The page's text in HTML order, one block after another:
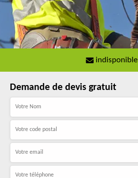
indisponible
Demande de devis gratuit